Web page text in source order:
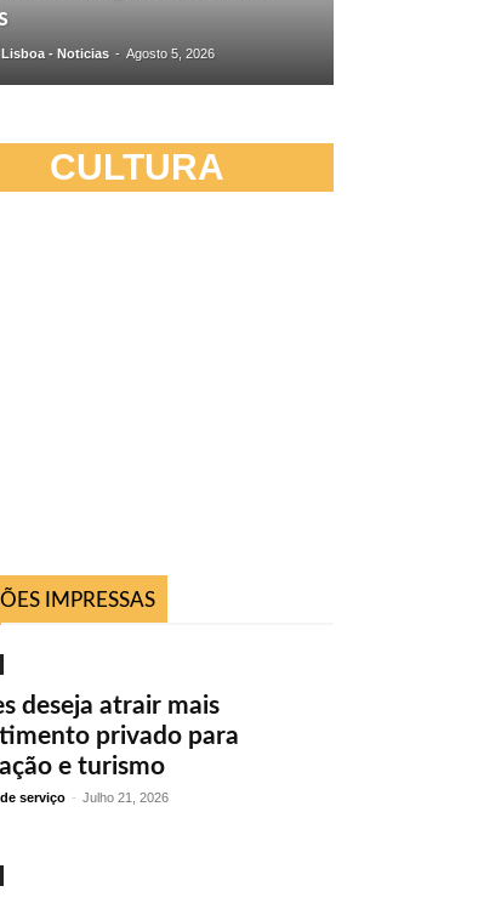
- Noticias - Agosto 5, 2026
CULTURA
IMPRESSAS
deseja atrair mais
privado para
e turismo
serviço - Julho 21, 2026